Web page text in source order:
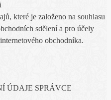
které je založeno na souhlasu
sdělení a pro účely
obchodníka.
ÚDAJE SPRÁVCE